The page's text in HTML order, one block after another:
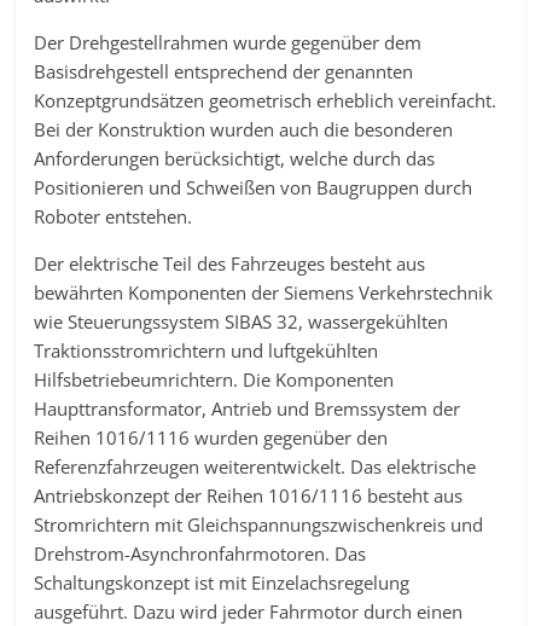
Der Drehgestellrahmen wurde gegenüber dem
Basisdrehgestell entsprechend der genannten
Konzeptgrundsätzen geometrisch erheblich vereinfacht.
Bei der Konstruktion wurden auch die besonderen
Anforderungen berücksichtigt, welche durch das
Positionieren und Schweißen von Baugruppen durch
Roboter entstehen.
Der elektrische Teil des Fahrzeuges besteht aus
bewährten Komponenten der Siemens Verkehrstechnik
wie Steuerungssystem SIBAS 32, wassergekühlten
Traktionsstromrichtern und luftgekühlten
Hilfsbetriebeumrichtern. Die Komponenten
Haupttransformator, Antrieb und Bremssystem der
Reihen 1016/1116 wurden gegenüber den
Referenzfahrzeugen weiterentwickelt. Das elektrische
Antriebskonzept der Reihen 1016/1116 besteht aus
Stromrichtern mit Gleichspannungszwischenkreis und
Drehstrom-Asynchronfahrmotoren. Das
Schaltungskonzept ist mit Einzelachsregelung
ausgeführt. Dazu wird jeder Fahrmotor durch einen